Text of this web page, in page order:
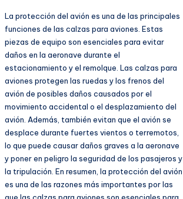
La protección del avión es una de las principales
funciones de las calzas para aviones. Estas
piezas de equipo son esenciales para evitar
daños en la aeronave durante el
estacionamiento y el remolque. Las calzas para
aviones protegen las ruedas y los frenos del
avión de posibles daños causados por el
movimiento accidental o el desplazamiento del
avión. Además, también evitan que el avión se
desplace durante fuertes vientos o terremotos,
lo que puede causar daños graves a la aeronave
y poner en peligro la seguridad de los pasajeros y
la tripulación. En resumen, la protección del avión
es una de las razones más importantes por las